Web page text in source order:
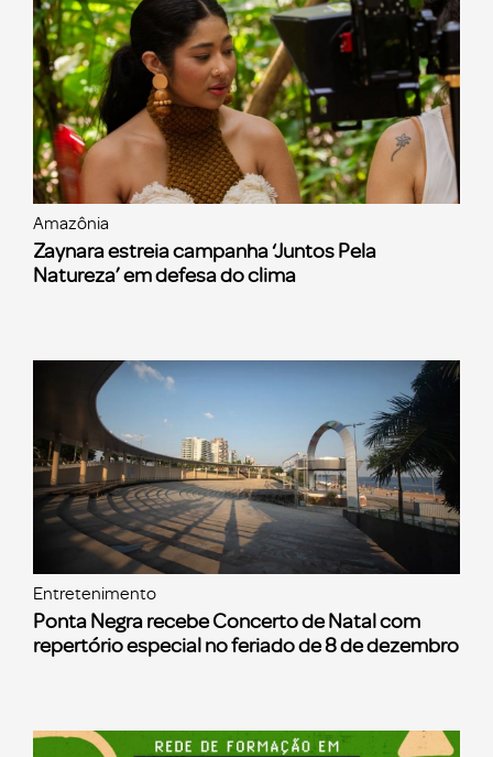
Amazônia
Zaynara estreia campanha ‘Juntos Pela
Natureza’ em defesa do clima
Entretenimento
Ponta Negra recebe Concerto de Natal com
repertório especial no feriado de 8 de dezembro